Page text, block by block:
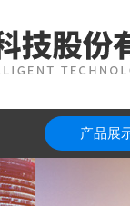
产品展